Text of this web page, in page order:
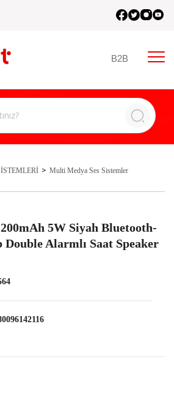
B2B
Multi Medya Ses Sistemler
5W Siyah Bluetooth-
Double Alarmlı Saat Speaker